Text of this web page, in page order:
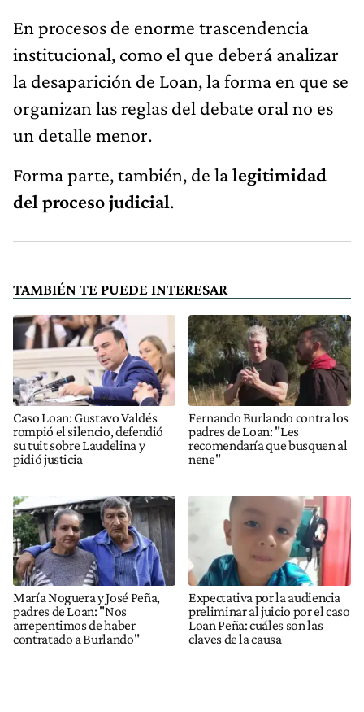
En procesos de enorme trascendencia
institucional, como el que deberá analizar
la desaparición de Loan, la forma en que se
organizan las reglas del debate oral no es
un detalle menor.
Forma parte, también, de lalegitimidad
del proceso judicial.
TAMBIÉN TE PUEDE INTERESAR
Caso Loan: Gustavo Valdés
rompió el silencio, defendió
su tuit sobre Laudelina y
pidió justicia
Fernando Burlando contra los
padres de Loan: "Les
recomendaría que busquen al
nene"
María Noguera y José Peña,
padres de Loan: "Nos
arrepentimos de haber
contratado a Burlando"
Expectativa por la audiencia
preliminar al juicio por el caso
Loan Peña: cuáles son las
claves de la causa